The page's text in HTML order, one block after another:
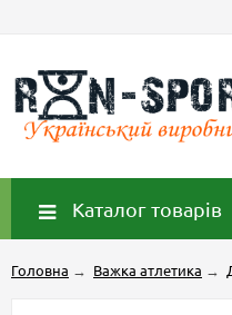
Каталог товарів
Головна → Важка атлетика →